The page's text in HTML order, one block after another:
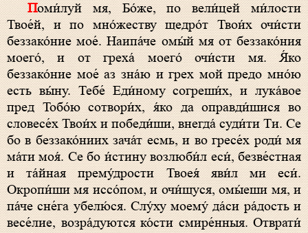
Поми́луй мя, Бо́же, по вели́цей ми́лости
Твое́й, и по мно́жеству щедро́т Твои́х очи́сти
беззако́ние мое́. Наипа́че омы́й мя от беззако́ния
моего́, и от греха́ моего́ очи́сти мя. Я́ко
беззако́ние мое́ аз зна́ю и грех мой предо мно́ю
есть вы́ну. Тебе́ Еди́ному согреши́х, и лука́вое
пред Тобо́ю сотвори́х, я́ко да оправди́шися во
словесе́х Твои́х и победи́ши, внегда́ суди́ти Ти. Се
бо в беззако́ниих зача́т есмь, и во гресе́х роди́ мя
ма́ти моя́. Се бо и́стину возлюби́л еси́, безве́стная
и та́йная прему́дрости Твоея́ яви́л ми еси́.
Окропи́ши мя иссо́пом, и очи́щуся, омы́еши мя, и
па́че сне́га убелю́ся. Слу́ху моему́ да́си ра́дость и
весе́лие, возра́дуются ко́сти смире́нныя. Отврати́